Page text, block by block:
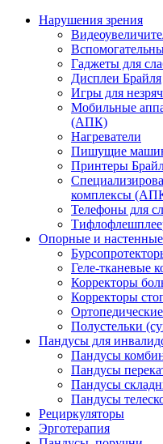
Нарушения зрения
Гаджеты для
Дисплеи Брайля
Игры для
Мобильные
(АПК)
Нагреватели
Пишущие
Принтеры
комплексы
Телефоны для
Опорные и
Геле-тканевые
Корректоры
Корректоры
Полустельки
Пандусы для
Пандусы
Пандусы
Пандусы
Пандусы
Рециркуляторы
Эрготерапия